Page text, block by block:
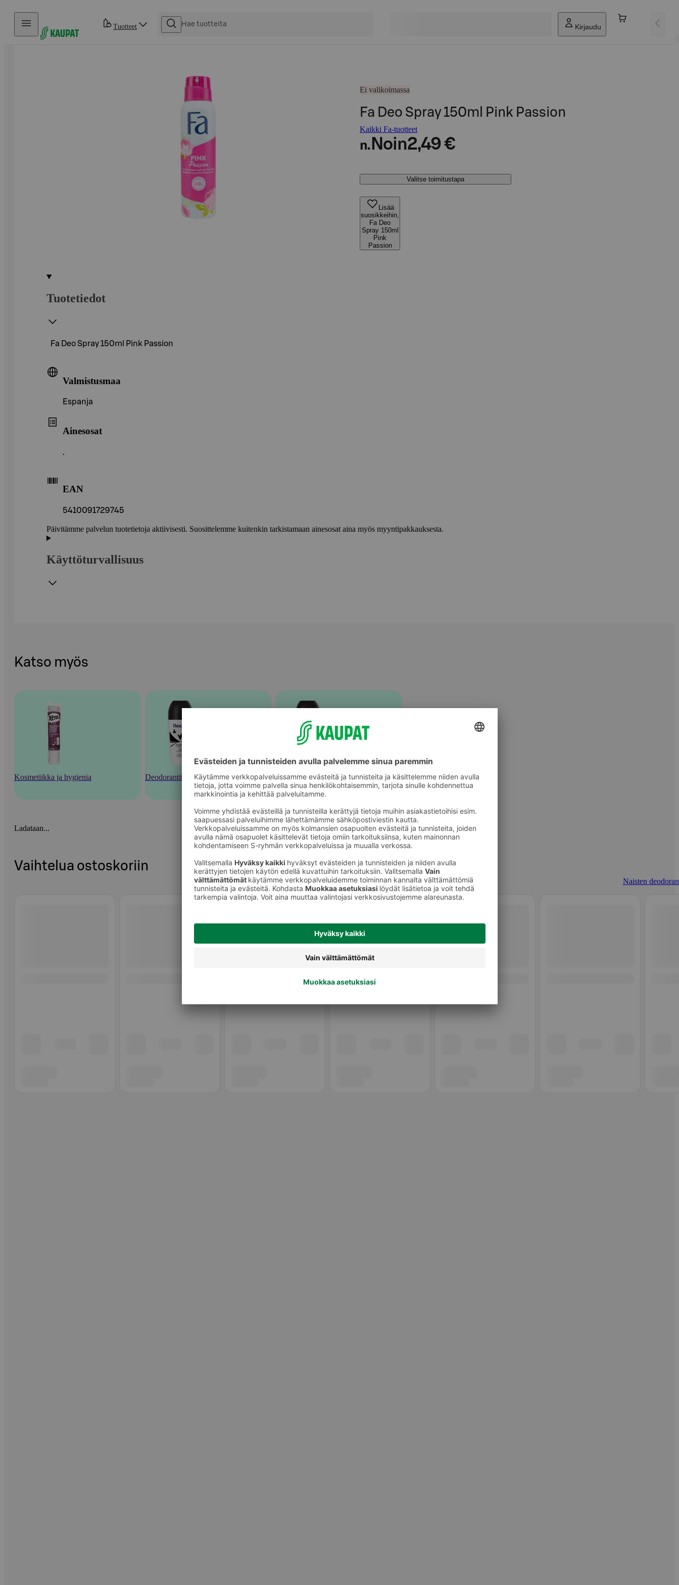
Hyppää sisältöön
Tuotteet Kirjaudu
Ei valikoimassa
Fa Deo Spray 150ml Pink Passion
Kaikki Fa-tuotteet
n. Noin2,49 €
Valitse toimitustapa
Lisää
suosikkeihin,
Fa Deo
Spray 150ml
Pink
Passion
Tuotetiedot
Fa Deo Spray 150ml Pink Passion
Valmistusmaa
Espanja
Ainesosat
.
EAN
5410091729745
Päivitämme palvelun tuotetietoja aktiivisesti. Suosittelemme kuitenkin tarkistamaan ainesosat aina myös myyntipakkauksesta.
Käyttöturvallisuus
Katso myös
Kosmetiikka ja hygienia Deodorantit ja tuoksut Naisten deodorantit
Ladataan...
Vaihtelua ostoskoriin
Naisten